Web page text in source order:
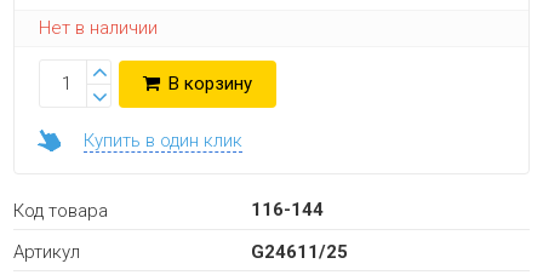
Нет в наличии
В корзину
Купить в один клик
Код товара
116-144
Артикул
G24611/25